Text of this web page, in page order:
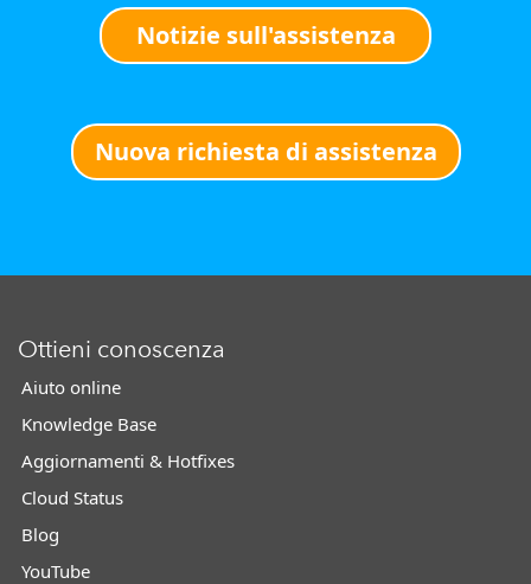
Notizie sull'assistenza
Nuova richiesta di assistenza
Ottieni conoscenza
Aiuto online
Knowledge Base
Aggiornamenti & Hotfixes
Cloud Status
Blog
YouTube